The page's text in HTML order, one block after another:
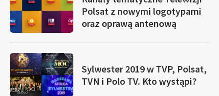
Polsat z nowymi logotypami
oraz oprawą antenową
Sylwester 2019 w TVP, Polsat,
TVN i Polo TV. Kto wystąpi?